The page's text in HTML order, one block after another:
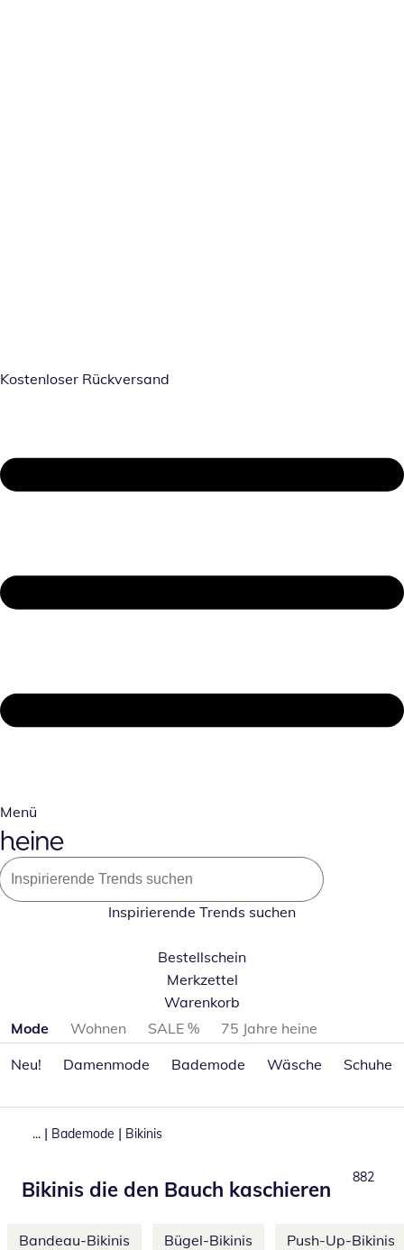
Kostenloser Rückversand
Menü
Inspirierende Trends suchen
Bestellschein
Merkzettel
Warenkorb
Produktkategorien überspringen
Mode Wohnen SALE %
75 Jahre heine
Neu!
Damenmode Bademode Wäsche Schuhe
... | Bademode | Bikinis
Bikinis die den Bauch kaschieren
882
Weitere Kategorien überspringen
Bandeau-Bikinis Bügel-Bikinis Push-Up-Bikinis